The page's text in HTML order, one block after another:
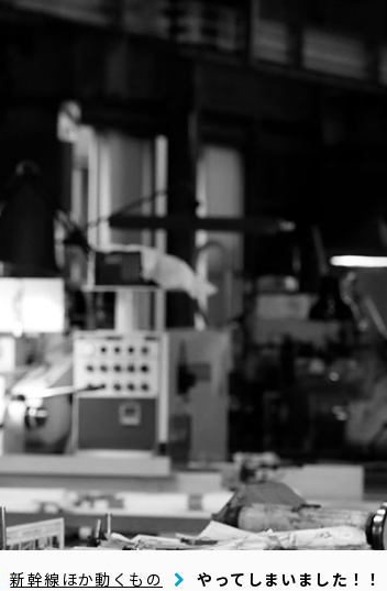
新幹線ほか動くもの やってしまいました！！